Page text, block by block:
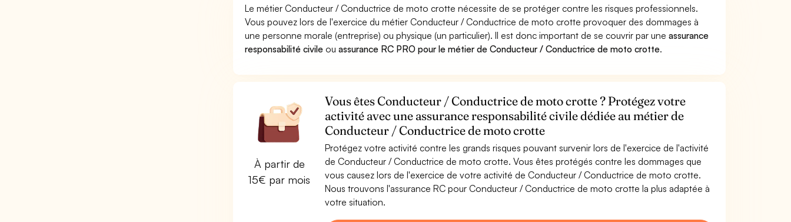
Le métier Conducteur / Conductrice de moto crotte nécessite de se protéger contre les risques professionnels.
Vous pouvez lors de l'exercice du métier Conducteur / Conductrice de moto crotte provoquer des dommages à
une personne morale (entreprise) ou physique (un particulier). Il est donc important de se couvrir par uneassurance
responsabilité civile ouassurance RC PRO pour le métier de Conducteur / Conductrice de moto crotte.
À partir de
15€ par mois
Vous êtes Conducteur / Conductrice de moto crotte ? Protégez votre
activité avec une assurance responsabilité civile dédiée au métier de
Conducteur / Conductrice de moto crotte
Protégez votre activité contre les grands risques pouvant survenir lors de l'exercice de l'activité
de Conducteur / Conductrice de moto crotte. Vous êtes protégés contre les dommages que
vous causez lors de l'exercice de votre activité de Conducteur / Conductrice de moto crotte.
Nous trouvons l'assurance RC pour Conducteur / Conductrice de moto crotte la plus adaptée à
votre situation.